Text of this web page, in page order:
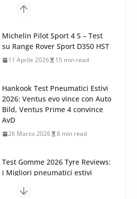
Car Care
Michelin Pilot Sport 4 S – Test
11 Aprile 2026 15 min read
Hankook Test Pneumatici Estivi
Bild, Ventus Prime 4 convince
AvD
26 Marzo 2026 8 min read
Test Gomme 2026 Tyre Reviews:
sportivi a confronto
17 Marzo 2026 5 min read